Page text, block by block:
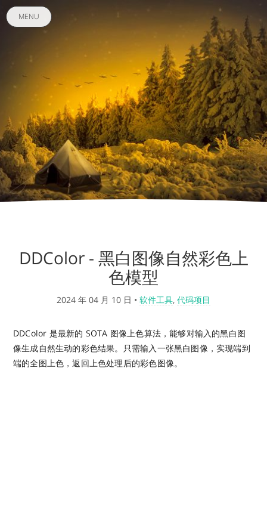
MENU
DDColor - 黑白图像自然彩色上
色模型
2024 年 04 月 10 日 • 软件工具, 代码项目
DDColor 是最新的 SOTA 图像上色算法，能够对输入的黑白图
像生成自然生动的彩色结果。只需输入一张黑白图像，实现端到
端的全图上色，返回上色处理后的彩色图像。